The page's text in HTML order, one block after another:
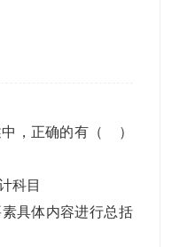
，正确的有（ ）
科目
具体内容进行总括